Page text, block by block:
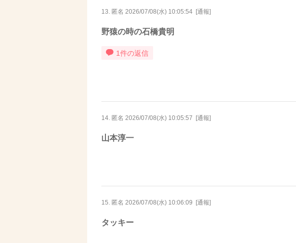
13. 匿名 2026/07/08(水) 10:05:54 [通報]
野猿の時の石橋貴明
1件の返信
14. 匿名 2026/07/08(水) 10:05:57 [通報]
山本淳一
15. 匿名 2026/07/08(水) 10:06:09 [通報]
タッキー